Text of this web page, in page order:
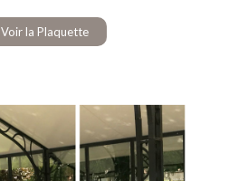
Voir la Plaquette